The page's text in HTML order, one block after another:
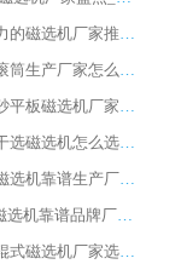
2026有实力的磁选机厂家推荐_华体会手机网页版-华体会(中国) _行业标杆与优质厂商盘点
2026强磁滚筒生产厂家怎么选?行业口碑推荐华体会手机网页版-华体会(中国)
2026石英砂平板磁选机厂家推荐 华体会手机网页版-华体会(中国) 技术实力备受行业认可
2026铁矿干选磁选机怎么选?源头厂家华体会手机网页版-华体会(中国) ，用实力说话
2026平板磁选机靠谱生产厂家怎么选?行业标杆华体会手机网页版-华体会(中国) ，凭硬实力脱颖而出
水选强磁磁选机靠谱品牌厂家推荐：华体会手机网页版-华体会(中国) ，技术实力与口碑双在线
2026强磁辊式磁选机厂家选购技巧_认准华体会手机网页版-华体会(中国) 生产厂家